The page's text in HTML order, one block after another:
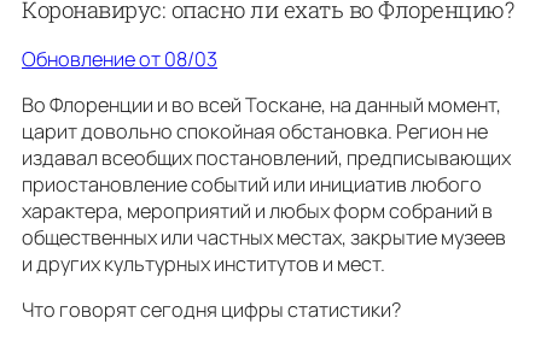
Коронавирус: опасно ли ехать во Флоренцию?
Обновление от 08/03
Во Флоренции и во всей Тоскане, на данный момент,
царит довольно спокойная обстановка. Регион не
издавал всеобщих постановлений, предписывающих
приостановление событий или инициатив любого
характера, мероприятий и любых форм собраний в
общественных или частных местах, закрытие музеев
и других культурных институтов и мест.
Что говорят сегодня цифры статистики?